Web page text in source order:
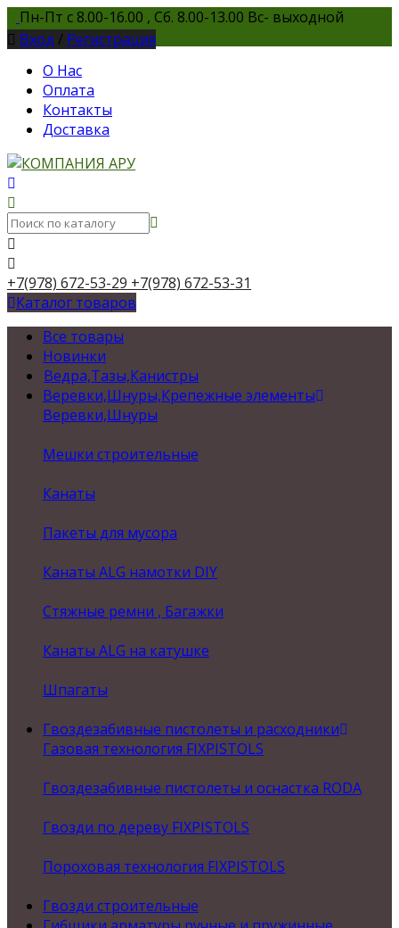
Пн-Пт с 8.00-16.00 , Сб. 8.00-13.00 Вс- выходной
Вход / Регистрация
О Нас
Оплата
Контакты
Доставка
+7(978) 672-53-29 +7(978) 672-53-31
Каталог товаров
Все товары
Новинки
Ведра,Тазы,Канистры
Веревки,Шнуры,Крепежные элементы
Веревки,Шнуры
Мешки строительные
Канаты
Пакеты для мусора
Канаты ALG намотки DIY
Стяжные ремни , Багажки
Канаты ALG на катушке
Шпагаты
Гвоздезабивные пистолеты и расходники
Газовая технология FIXPISTOLS
Гвоздезабивные пистолеты и оснастка RODA
Гвозди по дереву FIXPISTOLS
Пороховая технология FIXPISTOLS
Гвозди строительные